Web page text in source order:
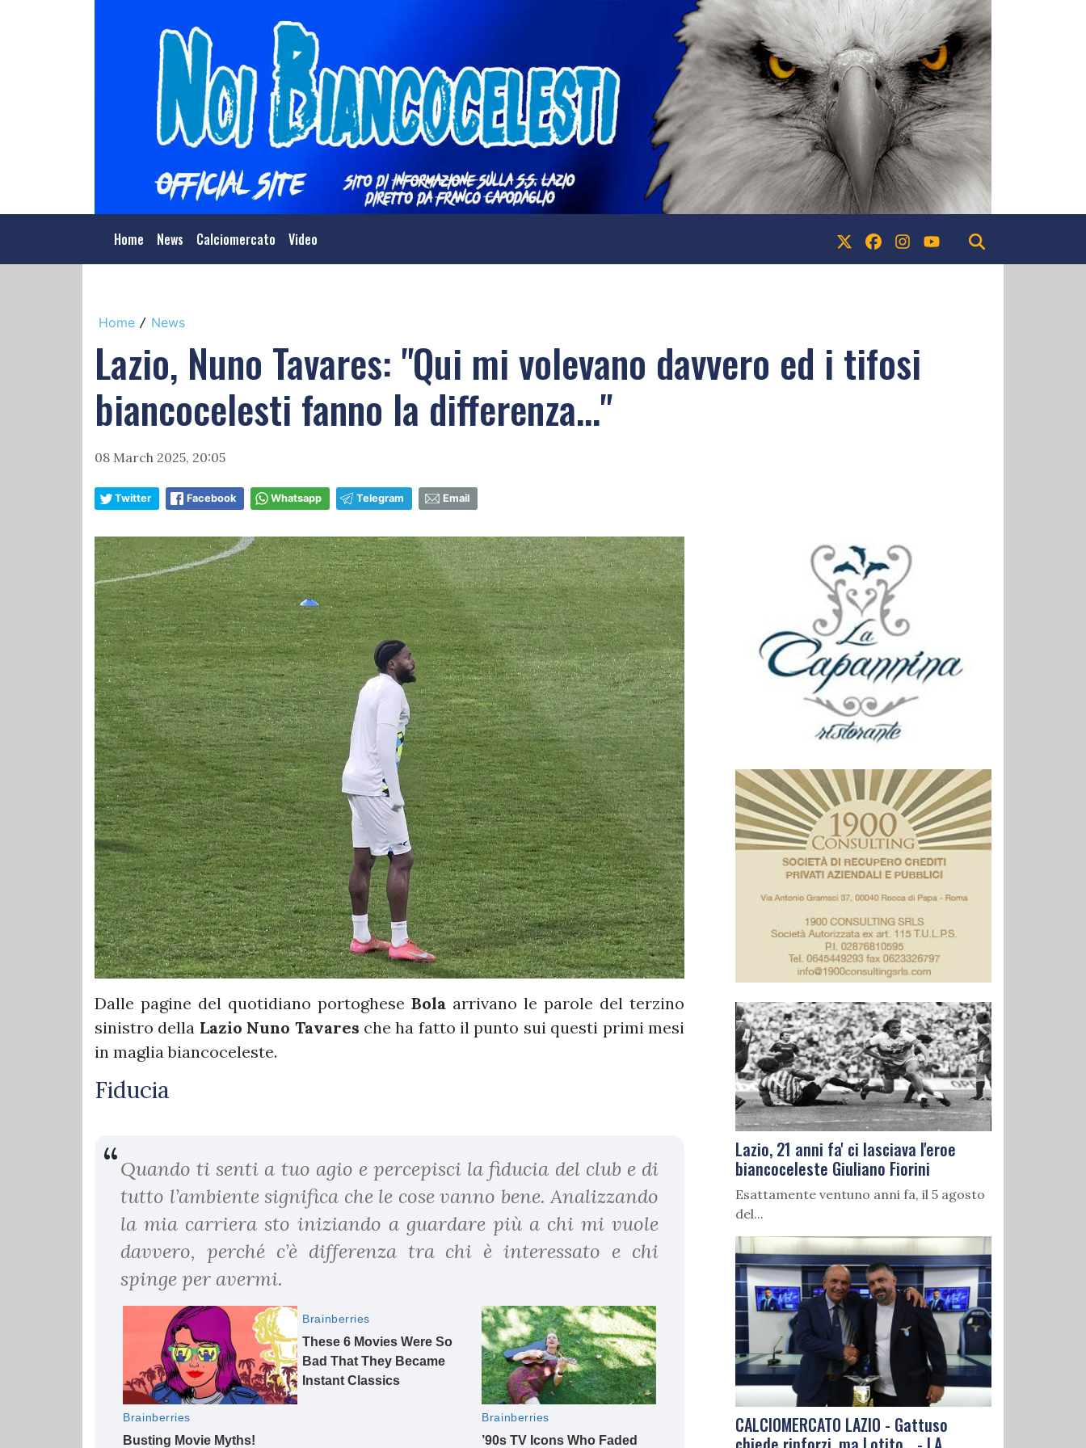
Home News Calciomercato Video
Home / News
Lazio, Nuno Tavares: "Qui mi volevano davvero ed i tifosi
biancocelesti fanno la differenza..."
08 March 2025, 20:05
Twitter Facebook Whatsapp Telegram Email
Dalle pagine del quotidiano portoghese Bola arrivano le parole del terzino
sinistro della Lazio Nuno Tavares che ha fatto il punto sui questi primi mesi
in maglia biancoceleste.
Fiducia
Quando ti senti a tuo agio e percepisci la fiducia del club e di
tutto l’ambiente significa che le cose vanno bene. Analizzando
la mia carriera sto iniziando a guardare più a chi mi vuole
davvero, perché c’è differenza tra chi è interessato e chi
spinge per avermi.
Lazio, 21 anni fa' ci lasciava l'eroe
biancoceleste Giuliano Fiorini
Esattamente ventuno anni fa, il 5 agosto
del...
CALCIOMERCATO LAZIO - Gattuso